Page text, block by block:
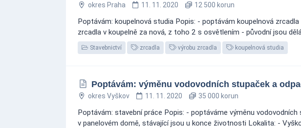
okres Praha 11. 11. 2020 12 500 korun
Poptávám: koupelnová studia Popis: - poptávám koupelnová
zrcadla v koupelně za nová, z toho 2 s osvětlením - původní jsou
Stavebnictví zrcadla výrobu zrcadla koupelnová studia
Poptávám: výměnu vodovodních stupaček a
okres Vyškov 11. 11. 2020 35 000 korun
Poptávám: stavební práce Popis: - poptáváme výměnu
v panelovém domě, stávající jsou u konce životnosti Lokalita: -